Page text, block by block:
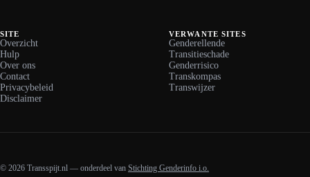
SITE
Overzicht
Hulp
Over ons
Contact
Privacybeleid
Disclaimer
VERWANTE SITES
Genderellende
Transitieschade
Genderrisico
Transkompas
Transwijzer
© 2026 Transspijt.nl — onderdeel van Stichting Genderinfo i.o.